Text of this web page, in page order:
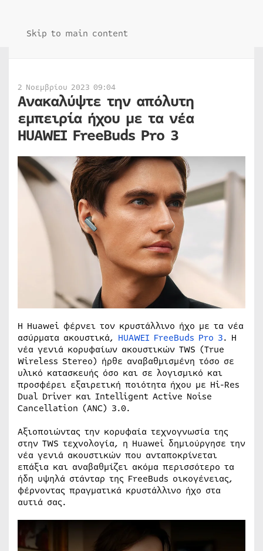
Skip to main content
2 Νοεμβρίου 2023 09:04
Ανακαλύψτε την απόλυτη
εμπειρία ήχου με τα νέα
HUAWEI FreeBuds Pro 3
Η Huawei φέρνει τον κρυστάλλινο ήχο με τα νέα
ασύρματα ακουστικά, HUAWEI FreeBuds Pro 3. Η
νέα γενιά κορυφαίων ακουστικών TWS (True
Wireless Stereo) ήρθε αναβαθμισμένη τόσο σε
υλικό κατασκευής όσο και σε λογισμικό και
προσφέρει εξαιρετική ποιότητα ήχου με Hi-Res
Dual Driver και Intelligent Active Noise
Cancellation (ANC) 3.0.
Αξιοποιώντας την κορυφαία τεχνογνωσία της
στην TWS τεχνολογία, η Huawei δημιούργησε την
νέα γενιά ακουστικών που ανταποκρίνεται
επάξια και αναβαθμίζει ακόμα περισσότερο τα
ήδη υψηλά στάνταρ της FreeBuds οικογένειας,
φέρνοντας πραγματικά κρυστάλλινο ήχο στα
αυτιά σας.